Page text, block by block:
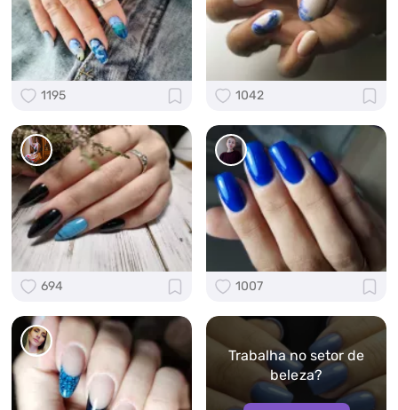
1195 1042
694 1007
Trabalha no setor de
beleza?